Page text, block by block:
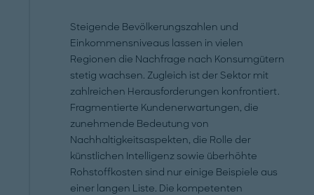
Steigende Bevölkerungszahlen und
Einkommensniveaus lassen in vielen
Regionen die Nachfrage nach Konsumgütern
stetig wachsen. Zugleich ist der Sektor mit
zahlreichen Herausforderungen konfrontiert.
Fragmentierte Kundenerwartungen, die
zunehmende Bedeutung von
Nachhaltigkeitsaspekten, die Rolle der
künstlichen Intelligenz sowie überhöhte
Rohstoffkosten sind nur einige Beispiele aus
einer langen Liste. Die kompetenten